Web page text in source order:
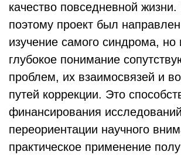
качество повседневной
поэтому проект был
изучение самого синдрома, но
глубокое понимание
проблем, их взаимосвязей и
путей коррекции. Это
финансирования
переориентации научного
практическое применение